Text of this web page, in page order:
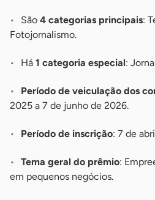
São 4 categorias principais:
Fotojornalismo.
Há 1 categoria especial:
Período de veiculação dos
2025 a 7 de junho de 2026.
Período de inscrição: 7 de
Tema geral do prêmio:
em pequenos negócios.